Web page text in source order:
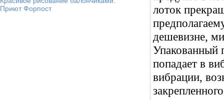
Приют Форпост
лоток
дешевизне,
Упакованный
попадает в
вибрации,